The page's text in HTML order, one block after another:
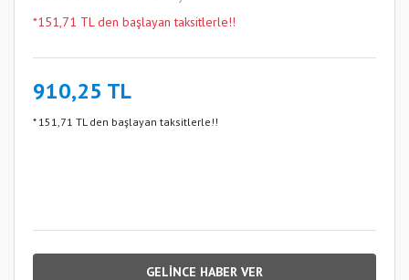
*151,71 TL den başlayan taksitlerle!!
910,25 TL
* 151,71 TL den başlayan taksitlerle!!
GELİNCE HABER VER